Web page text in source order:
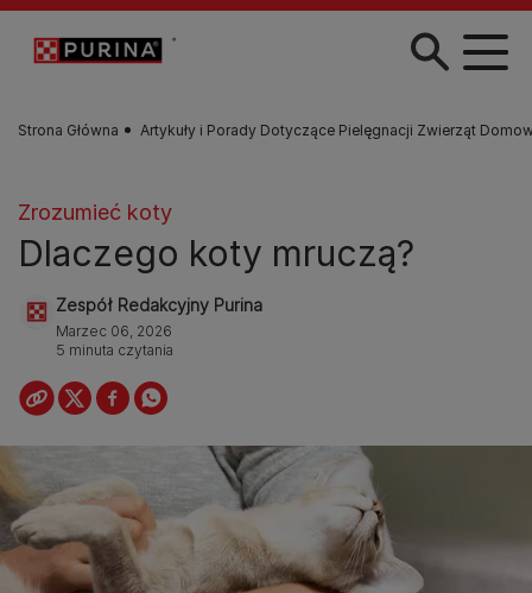
Przejdź do treści
Strona Główna Artykuły i Porady Dotyczące Pielęgnacji Zwierząt
Zrozumieć koty
Dlaczego koty mruczą?
Zespół Redakcyjny Purina
Marzec 06, 2026
5 minuta czytania